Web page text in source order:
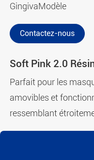
GingivaModèle
Contactez-nous
Soft Pink 2.0
Parfait pour les
amovibles et
ressemblant